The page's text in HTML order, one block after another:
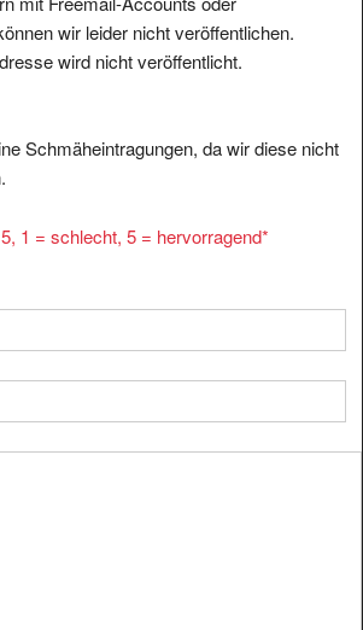
wir leider nicht veröffentlichen.
wird nicht veröffentlicht.
Schmäheintragungen, da wir diese nicht
1 = schlecht, 5 = hervorragend*